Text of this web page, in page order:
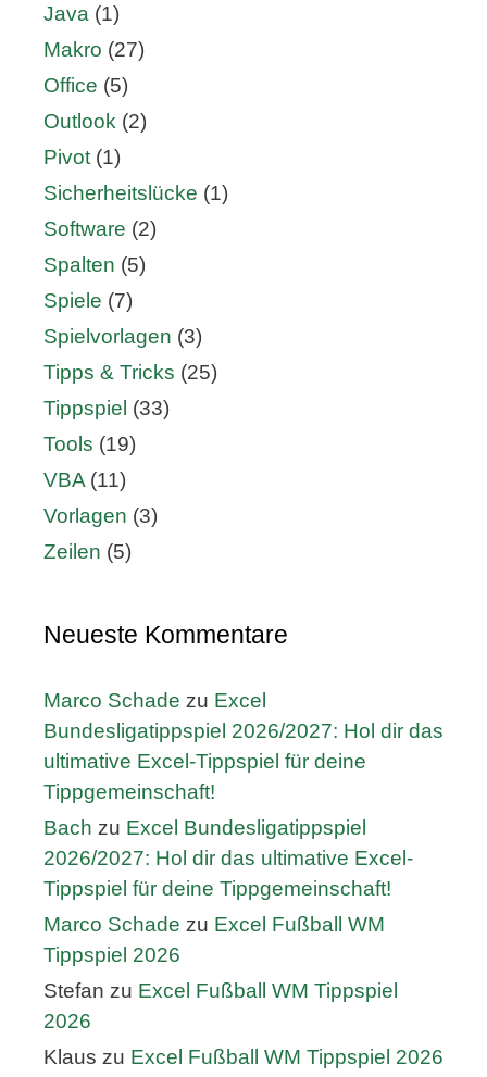
Java (1)
Makro (27)
Office (5)
Outlook (2)
Pivot (1)
Sicherheitslücke (1)
Software (2)
Spalten (5)
Spiele (7)
Spielvorlagen (3)
Tipps & Tricks (25)
Tippspiel (33)
Tools (19)
VBA (11)
Vorlagen (3)
Zeilen (5)
Neueste Kommentare
Marco Schade zu Excel
Bundesligatippspiel 2026/2027: Hol dir das
ultimative Excel-Tippspiel für deine
Tippgemeinschaft!
Bach zu Excel Bundesligatippspiel
2026/2027: Hol dir das ultimative Excel-
Tippspiel für deine Tippgemeinschaft!
Marco Schade zu Excel Fußball WM
Tippspiel 2026
Stefan zu Excel Fußball WM Tippspiel
2026
Klaus zu Excel Fußball WM Tippspiel 2026